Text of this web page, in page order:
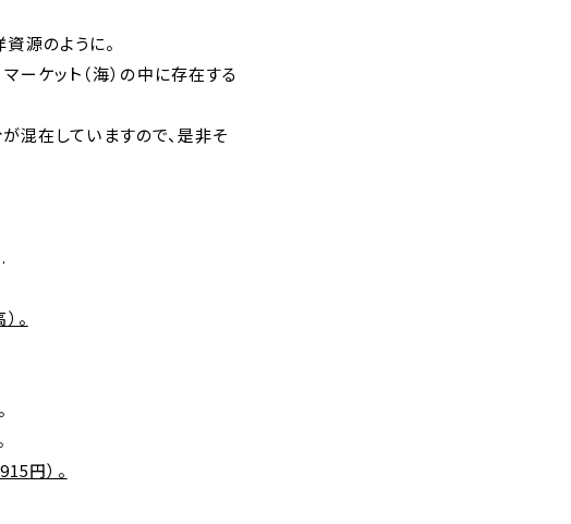
源のように。
ーケット（海）の中に存在する
混在していますので、是非そ
.
。
円）。